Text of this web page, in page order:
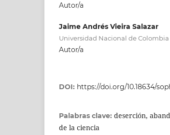
Autor/a
Jaime Andrés Vieira Salazar
Universidad Nacional de Colombia
Autor/a
DOI: https://doi.org/10.18634/
Palabras clave: deserción,
de la ciencia